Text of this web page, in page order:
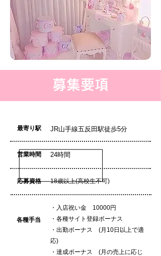
募集要項
18歳以上(高校生不可)
各種手当
JR山手線五反田駅徒歩5分
営業時間 24時間
応募資格
・入店祝い金 10000円
・各種サイト登録ボーナス
・出勤ボーナス (月10日以上で適
応)
・達成ボーナス (月の売上に応じ
最寄り駅